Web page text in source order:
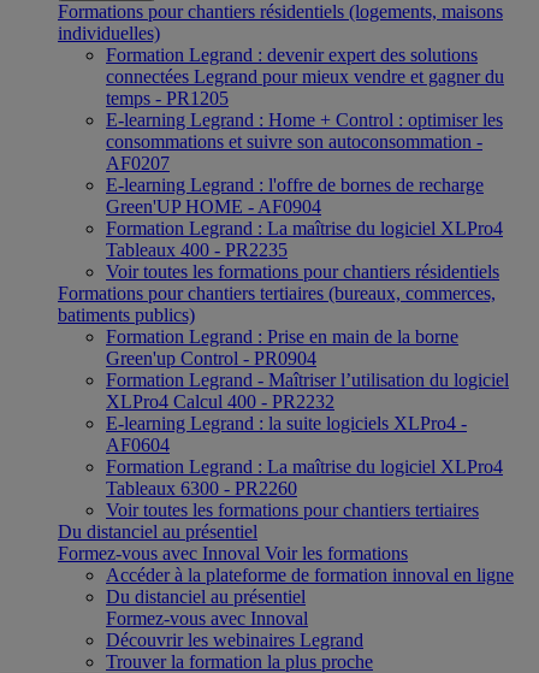
Formations pour chantiers résidentiels (logements, maisons
individuelles)
Formation Legrand : devenir expert des solutions
connectées Legrand pour mieux vendre et gagner du
temps - PR1205
E-learning Legrand : Home + Control : optimiser les
consommations et suivre son autoconsommation -
AF0207
E-learning Legrand : l'offre de bornes de recharge
Green'UP HOME - AF0904
Formation Legrand : La maîtrise du logiciel XLPro4
Tableaux 400 - PR2235
Voir toutes les formations pour chantiers résidentiels
Formations pour chantiers tertiaires (bureaux, commerces,
batiments publics)
Formation Legrand : Prise en main de la borne
Green'up Control - PR0904
Formation Legrand - Maîtriser l’utilisation du logiciel
XLPro4 Calcul 400 - PR2232
E-learning Legrand : la suite logiciels XLPro4 -
AF0604
Formation Legrand : La maîtrise du logiciel XLPro4
Tableaux 6300 - PR2260
Voir toutes les formations pour chantiers tertiaires
Du distanciel au présentiel
Formez-vous avec Innoval Voir les formations
Accéder à la plateforme de formation innoval en ligne
Du distanciel au présentiel
Formez-vous avec Innoval
Découvrir les webinaires Legrand
Trouver la formation la plus proche